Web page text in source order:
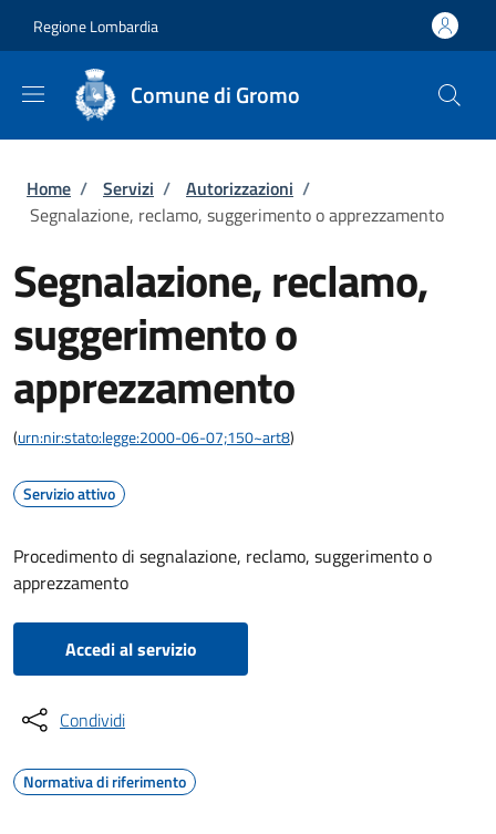
Regione Lombardia
Comune di Gromo
Briciole di pane
Home / Servizi / Autorizzazioni /
Segnalazione, reclamo, suggerimento o apprezzamento
Segnalazione, reclamo,
suggerimento o
apprezzamento
(urn:nir:stato:legge:2000-06-07;150~art8)
Servizio attivo
Procedimento di segnalazione, reclamo, suggerimento o
apprezzamento
Accedi al servizio
Condividi
Normativa di riferimento